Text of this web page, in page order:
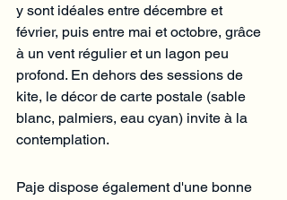
y sont idéales entre décembre et
février, puis entre mai et octobre, grâce
à un vent régulier et un lagon peu
profond. En dehors des sessions de
kite, le décor de carte postale (sable
blanc, palmiers, eau cyan) invite à la
contemplation.
Paje dispose également d'une bonne